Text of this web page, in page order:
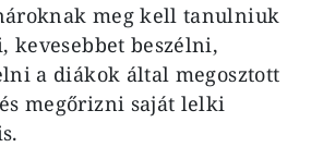
meg kell tanulniuk
kevesebbet beszélni,
a diákok által megosztott
megőrizni saját lelki